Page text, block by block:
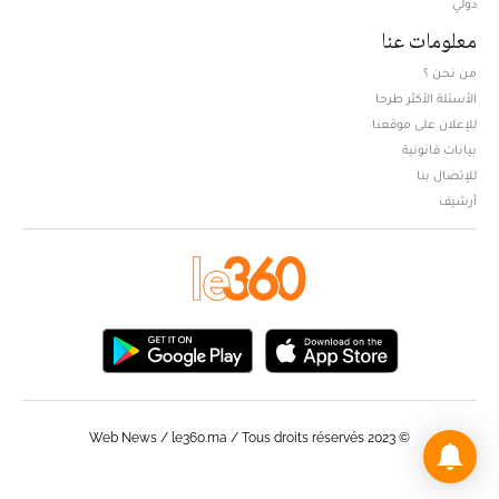
دولي
معلومات عنا
من نحن ؟
الأسئلة الأكثر طرحا
للإعلان على موقعنا
بيانات قانونية
للإتصال بنا
أرشيف
© Web News / le360.ma / Tous droits réservés 2023